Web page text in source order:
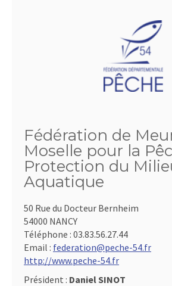
Fédération de
Moselle pour la
Protection du
Aquatique
50 Rue du Docteur Bernheim
54000 NANCY
Téléphone : 03.83.56.27.44
Email : federation@peche-54.fr
http://www.peche-54.fr
Président : Daniel SINOT